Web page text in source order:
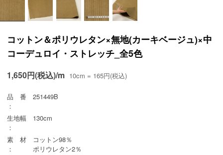
コットン＆ポリウレタン×無地(カーキベージュ)×中
コーデュロイ・ストレッチ_全5色
1,650円(税込)/m 10cm = 165円(税込)
品 番
：
251449B
生地幅
：
130cm
素 材
：
コットン98％
ポリウレタン2％